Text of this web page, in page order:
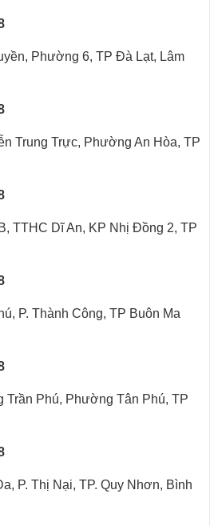
Phường 6, TP Đà Lạt, Lâm
Trung Trực, Phường An Hòa, TP
TTHC Dĩ An, KP Nhị Đồng 2, TP
P. Thành Công, TP Buôn Ma
Trần Phú, Phường Tân Phú, TP
P. Thị Nại, TP. Quy Nhơn, Bình